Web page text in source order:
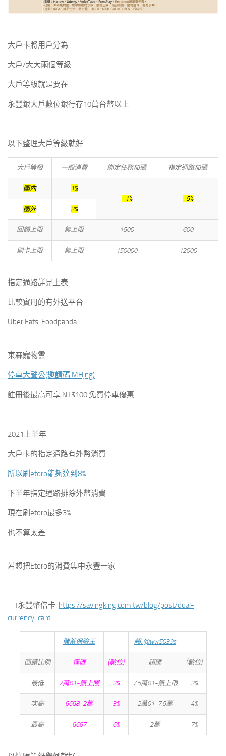
大戶卡將用戶分為
大戶/大大兩個等級
大戶等級就是要在
永豐銀大戶數位銀行存10萬台幣以上
以下整理大戶等級就好
大戶等級 一般消費 綁定任務加碼 指定通路加碼
國內
1%
+1%
+5%
國外
2%
回饋上限 無上限 1500 600
刷卡上限 無上限 150000 12000
指定通路詳見上表
比較實用的有外送平台
Uber Eats, Foodpanda
東森寵物雲
停車大聲公(邀請碼:MHjng)
註冊後最高可享 NT$100 免費停車優惠
2021上半年
大戶卡的指定通路有外幣消費
所以刷etoro能夠達到8%
下半年指定通路排除外幣消費
現在刷etoro最多3%
也不算太差
若想把Etoro的消費集中永豐一家
#永豐幣倍卡: https://savingking.com.tw/blog/post/dual-
currency-card
儲蓄保險王 賴: @wvr5039s
回饋比例 懂匯 (數位) 超匯 (數位)
最低 2萬01~無上限 2% 7.5萬01~無上限 2%
次高 6668~2萬 3% 2萬01~7.5萬 4%
最高 6667 6% 2萬 7%